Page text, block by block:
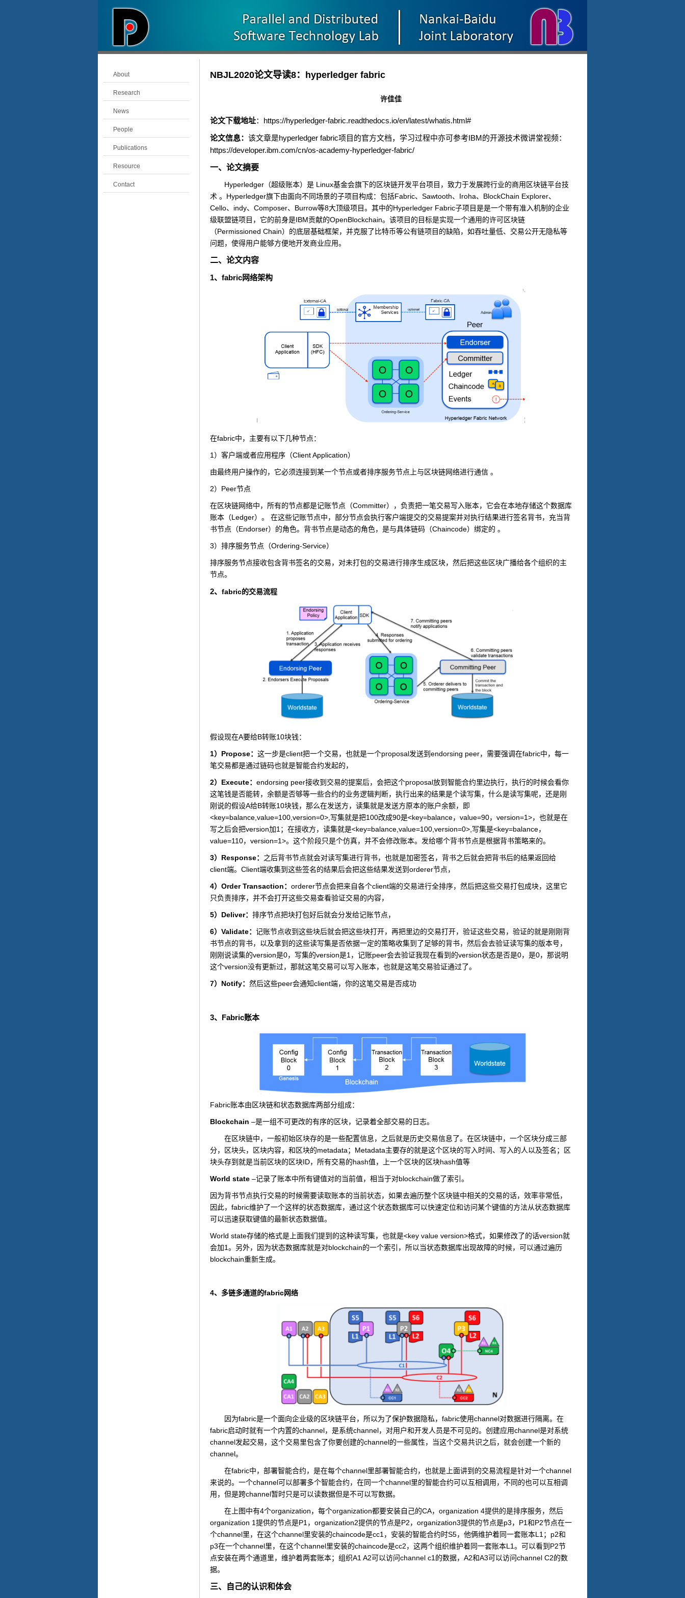
About
Research
News
People
Publications
Resource
Contact
NBJL2020论文导读8：hyperledger fabric
许佳佳
论文下载地址： https://hyperledger-fabric.readthedocs.io/en/latest/whatis.html#
论文信息： 该文章是hyperledger fabric项目的官方文档，学习过程中亦可参考IBM的开源技术微讲堂视频：
https://developer.ibm.com/cn/os-academy-hyperledger-fabric/
一、论文摘要
Hyperledger（超级账本）是 Linux基金会旗下的区块链开发平台项目，致力于发展跨行业的商用区块链平台技
术 。 Hyperledger旗下由面向不同场景的子项目构成：包括Fabric、 Sawtooth、 Iroha、 BlockChain Explorer、
Cello、 indy、 Composer、 Burrow等8大顶级项目。其中的Hyperledger Fabric子项目是是一个带有准入机制的企业
级联盟链项目，它的前身是IBM贡献的OpenBlockchain。该项目的目标是实现一个通用的许可区块链
（Permissioned Chain）的底层基础框架，并克服了比特币等公有链项目的缺陷，如吞吐量低、交易公开无隐私等
问题，使得用户能够方便地开发商业应用。
二、论文内容
1、 fabric网络架构
在fabric中，主要有以下几种节点：
1 ）客户端或者应用程序（Client Application）
由最终用户操作的，它必须连接到某一个节点或者排序服务节点上与区块链网络进行通信 。
2） Peer节点
在区块链网络中，所有的节点都是记账节点（Committer），负责把一笔交易写入账本，它会在本地存储这个数据库
账本（Ledger）。 在这些记账节点中，部分节点会执行客户端提交的交易提案并对执行结果进行签名背书，充当背
书节点（Endorser）的角色。背书节点是动态的角色，是与具体链码（Chaincode）绑定的 。
3）排序服务节点（Ordering-Service）
排序服务节点接收包含背书签名的交易，对未打包的交易进行排序生成区块，然后把这些区块广播给各个组织的主
节点。
2、 fabric的交易流程
假设现在A要给B转账10块钱：
1） Propose： 这一步是client把一个交易，也就是一个proposal发送到 endorsing peer，需要强调在fabric中，每一
笔交易都是通过链码也就是智能合约发起的，
2） Execute： endorsing peer接收到交易的提案后，会把这个proposal放到智能合约里边执行，执行的时候会看你
这笔钱是否能转，余额是否够等一些合约的业务逻辑判断，执行出来的结果是个读写集，什么是读写集呢，还是刚
刚说的假设A给B转账10块钱，那么在发送方，读集就是发送方原本的账户余额，即
<key=balance,value=100,version=0>, 写集就是把100改成90是<key=balance， value=90， version=1>，也就是在
写之后会把version加1 ；在接收方，读集就是<key=balance,value=100,version=0>, 写集是<key=balance，
value=110， version=1>。这个阶段只是个仿真，并不会修改账本。发给哪个背书节点是根据背书策略来的。
3） Response： 之后背书节点就会对读写集进行背书，也就是加密签名，背书之后就会把背书后的结果返回给
client端。 Client端收集到这些签名的结果后会把这些结果发送到 orderer节点，
4） Order Transaction ： orderer节点会把来自各个client端的交易进行全排序，然后把这些交易打包成块，这里它
只负责排序，并不会打开这些交易查看验证交易的内容，
5） Deliver： 排序节点把块打包好后就会分发给记账节点，
6） Validate： 记账节点收到这些块后就会把这些块打开，再把里边的交易打开，验证这些交易，验证的就是刚刚背
书节点的背书，以及拿到的这些读写集是否依据一定的策略收集到了足够的背书，然后会去验证读写集的版本号，
刚刚说读集的version是0，写集的version是1 ，记账peer会去验证我现在看到的version状态是否是0，是0，那说明
这个version没有更新过，那就这笔交易可以写入账本，也就是这笔交易验证通过了。
7） Notify： 然后这些peer会通知client端，你的这笔交易是否成功
3、 Fabric账本
Fabric账本由区块链和状态数据库两部分组成：
Blockchain –是一组不可更改的有序的区块，记录着全部交易的日志。
在区块链中，一般初始区块存的是一些配置信息，之后就是历史交易信息了。在区块链中，一个区块分成三部
分，区块头，区块内容，和区块的metadata ； Metadata主要存的就是这个区块的写入时间、写入的人以及签名；区
块头存到就是当前区块的区块ID，所有交易的hash值，上一个区块的区块hash值等
World state –记录了账本中所有键值对的当前值，相当于对blockchain做了索引。
因为背书节点执行交易的时候需要读取账本的当前状态，如果去遍历整个区块链中相关的交易的话，效率非常低，
因此， fabric维护了一个这样的状态数据库，通过这个状态数据库可以快速定位和访问某个键值的方法从状态数据库
可以迅速获取键值的最新状态数据值。
World state存储的格式是上面我们提到的这种读写集，也就是<key value version>格式，如果修改了的话version就
会加1 。另外，因为状态数据库就是对blockchain的一个索引，所以当状态数据库出现故障的时候，可以通过遍历
blockchain重新生成。
4、多链多通道的fabric网络
因为fabric是一个面向企业级的区块链平台，所以为了保护数据隐私， fabric使用channel对数据进行隔离。在
fabric启动时就有一个内置的channel，是系统channel，对用户和开发人员是不可见的。创建应用channel是对系统
channel发起交易，这个交易里包含了你要创建的channel的一些属性，当这个交易共识之后，就会创建一个新的
channel。
在fabric中，部署智能合约，是在每个channel里部署智能合约，也就是上面讲到的交易流程是针对一个channel
来说的。一个channel可以部署多个智能合约，在同一个channel里的智能合约可以互相调用，不同的也可以互相调
用，但是跨channel暂时只是可以读数据但是不可以写数据。
在上图中有4个organization ，每个organization都要安装自己的CA， organization 4提供的是排序服务，然后
organization 1 提供的节点是P1 ， organization2提供的节点是P2 ， organization3提供的节点是p3 ， P1 和P2节点在一
个channel里，在这个channel里安装的chaincode是cc1 ，安装的智能合约时S5，他俩维护着同一套账本L1 ； p2和
p3在一个channel里，在这个channel里安装的chaincode是cc2 ，这两个组织维护着同一套账本L1 。可以看到 P2节
点安装在两个通道里，维护着两套账本；组织A1 A2可以访问channel c1 的数据， A2和A3可以访问channel C2的数
据。
三、自己的认识和体会